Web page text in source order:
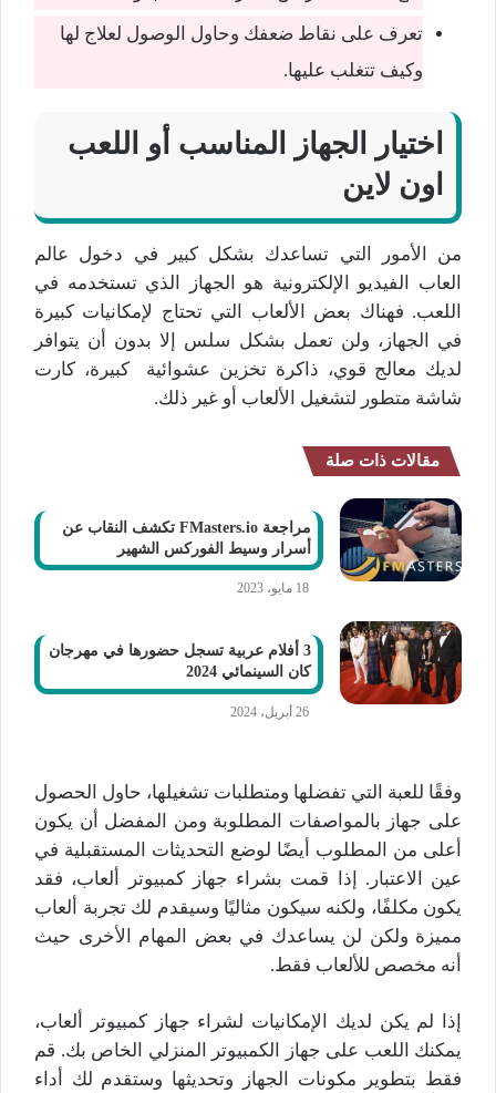
تعرف على نقاط ضعفك وحاول الوصول لعلاج لها
وكيف تتغلب عليها.
اختيار الجهاز المناسب أو اللعب
اون لاين
من الأمور التي تساعدك بشكل كبير في دخول عالم
العاب الفيديو الإلكترونية هو الجهاز الذي تستخدمه في
اللعب. فهناك بعض الألعاب التي تحتاج لإمكانيات كبيرة
في الجهاز، ولن تعمل بشكل سلس إلا بدون أن يتوافر
لديك معالج قوي، ذاكرة تخزين عشوائية كبيرة، كارت
شاشة متطور لتشغيل الألعاب أو غير ذلك.
مقالات ذات صلة
مراجعة FMasters.io تكشف النقاب عن
أسرار وسيط الفوركس الشهير
18 مايو، 2023
3 أفلام عربية تسجل حضورها في مهرجان
كان السينمائي 2024
26 أبريل، 2024
وفقًا للعبة التي تفضلها ومتطلبات تشغيلها، حاول الحصول
على جهاز بالمواصفات المطلوبة ومن المفضل أن يكون
أعلى من المطلوب أيضًا لوضع التحديثات المستقبلية في
عين الاعتبار. إذا قمت بشراء جهاز كمبيوتر ألعاب، فقد
يكون مكلفًا، ولكنه سيكون مثاليًا وسيقدم لك تجربة ألعاب
مميزة ولكن لن يساعدك في بعض المهام الأخرى حيث
أنه مخصص للألعاب فقط.
إذا لم يكن لديك الإمكانيات لشراء جهاز كمبيوتر ألعاب،
يمكنك اللعب على جهاز الكمبيوتر المنزلي الخاص بك. قم
فقط بتطوير مكونات الجهاز وتحديثها وستقدم لك أداء